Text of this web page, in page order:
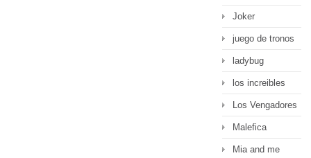
Joker
juego de tronos
ladybug
los increibles
Los Vengadores
Malefica
Mia and me